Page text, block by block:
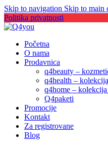
Skip to navigation Skip to main
Politika privatnosti
Početna
O nama
Prodavnica
q4beauty –
q4health –
q4home –
Q4paketi
Promocije
Kontakt
Za registrovane
Blog